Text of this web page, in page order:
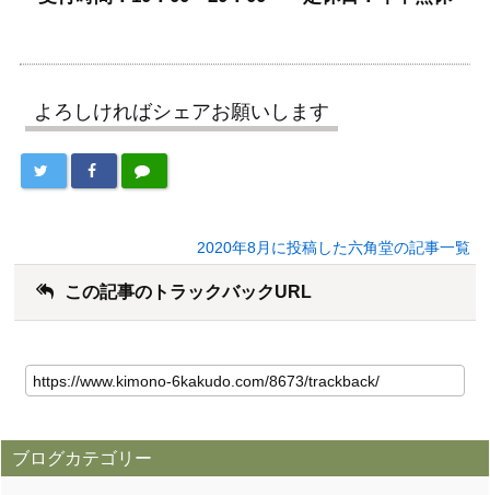
よろしければシェアお願いします
2020年8月に投稿した六角堂の記事一覧
この記事のトラックバックURL
ブログカテゴリー